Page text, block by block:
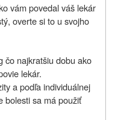
vám povedal váš lekár
overte si to u svojho
čo najkratšiu dobu ako
lekár.
a podľa individuálnej
bolesti sa má použiť